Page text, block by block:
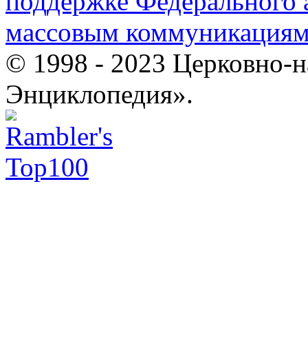
массовым
© 1998 - 2023 Церковно-
Энциклопедия».